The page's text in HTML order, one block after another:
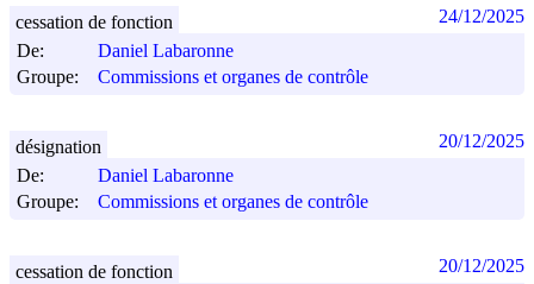
De:
Daniel Labaronne
Groupe:
Commissions et organes de contrôle
cessation de fonction 24/12/2025
De:
Daniel Labaronne
Groupe:
Commissions et organes de contrôle
désignation 20/12/2025
cessation de fonction 20/12/2025